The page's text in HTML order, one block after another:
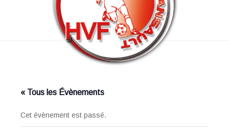
« Tous les Évènements
Cet évènement est passé.